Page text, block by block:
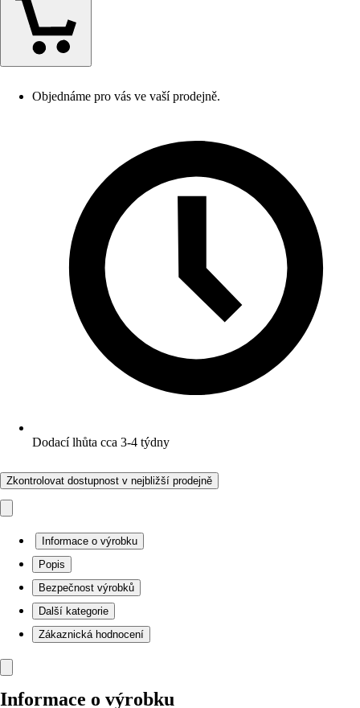
Objednáme pro vás ve vaší prodejně.
Dodací lhůta cca 3-4 týdny
Zkontrolovat dostupnost v nejbližší prodejně
Informace o výrobku
Popis
Bezpečnost výrobků
Další kategorie
Zákaznická hodnocení
Informace o výrobku